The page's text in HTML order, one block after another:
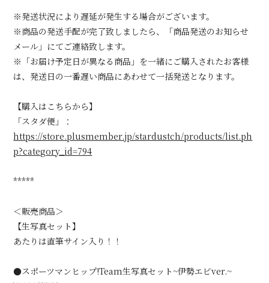
※発送状況により遅延が発生する場合がございます。
※商品の発送手配が完了致しましたら、「商品発送のお知らせ
メール」にてご連絡致します。
※「お届け予定日が異なる商品」を一緒にご購入されたお客様
は、発送日の一番遅い商品にあわせて一括発送となります。
【購入はこちらから】
「スタダ便」：
https://store.plusmember.jp/stardustch/products/list.ph
p?category_id=794
*****
＜販売商品＞
【生写真セット】
あたりは直筆サイン入り！！
●スポーツマンヒップ!Team生写真セット~伊勢エビver.~